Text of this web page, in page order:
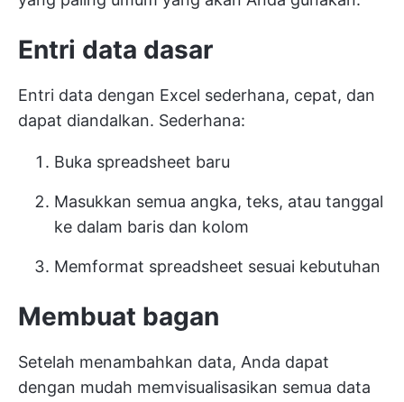
Entri data dasar
Entri data dengan Excel sederhana, cepat, dan
dapat diandalkan. Sederhana:
Buka spreadsheet baru
Masukkan semua angka, teks, atau tanggal
ke dalam baris dan kolom
Memformat spreadsheet sesuai kebutuhan
Membuat bagan
Setelah menambahkan data, Anda dapat
dengan mudah memvisualisasikan semua data